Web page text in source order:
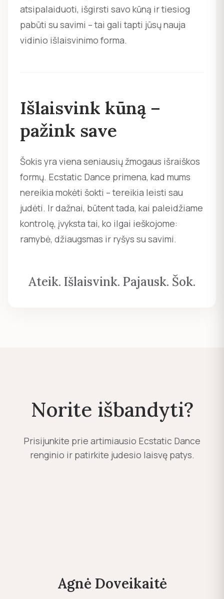
atsipalaiduoti, išgirsti savo kūną ir tiesiog
pabūti su savimi – tai gali tapti jūsų nauja
vidinio išlaisvinimo forma.
Išlaisvink kūną –
pažink save
Šokis yra viena seniausių žmogaus išraiškos
formų. Ecstatic Dance primena, kad mums
nereikia mokėti šokti – tereikia leisti sau
judėti. Ir dažnai, būtent tada, kai paleidžiame
kontrolę, įvyksta tai, ko ilgai ieškojome:
ramybė, džiaugsmas ir ryšys su savimi.
Ateik. Išlaisvink. Pajausk. Šok.
Norite išbandyti?
Prisijunkite prie artimiausio Ecstatic Dance
renginio ir patirkite judesio laisvę patys.
Agnė Doveikaitė